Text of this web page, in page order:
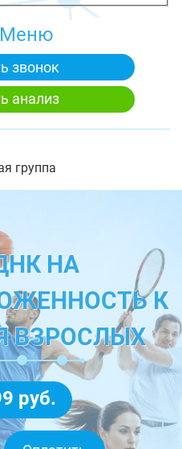
Меню
звонок
анализ
группа
НА
К
ВЗРОСЛЫХ
руб.